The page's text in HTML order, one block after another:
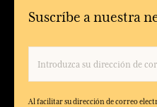
Suscríbe a nuestra
Al facilitar su dirección de correo